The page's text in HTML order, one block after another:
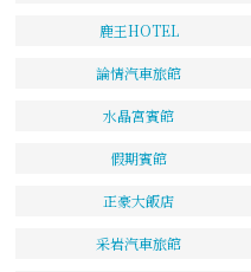
鹿王HOTEL
論情汽車旅館
水晶宮賓館
假期賓館
正豪大飯店
采岩汽車旅館